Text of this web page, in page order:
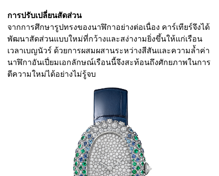
การปรับเปลี่ยนสัดส่วน
จากการศึกษารูปทรงของนาฬิกาอย่างต่อเนื่อง คาร์เทียร์จึงได้
พัฒนาสัดส่วนแบบใหม่ที่กว้างและสง่างามยิ่งขึ้นให้แก่เรือน
เวลาเบญนัวร์ ด้วยการผสมผสานระหว่างสีสันและความล้ำค่า
นาฬิกาอันเปี่ยมเอกลักษณ์เรือนนี้จึงสะท้อนถึงศักยภาพในการ
ตีความใหม่ได้อย่างไม่รู้จบ